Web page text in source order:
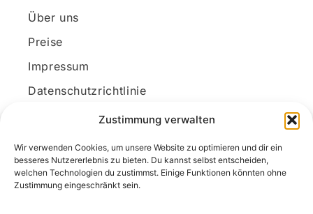
Zustimmung verwalten
Wir verwenden Cookies, um unsere Website zu optimieren und dir ein
besseres Nutzererlebnis zu bieten. Du kannst selbst entscheiden,
welchen Technologien du zustimmst. Einige Funktionen könnten ohne
Zustimmung eingeschränkt sein.
Über uns
Preise
Impressum
Datenschutzrichtlinie
Kundenkonto
Unsere Kontaktdaten
E-Mail: kontakt@docanonym.com